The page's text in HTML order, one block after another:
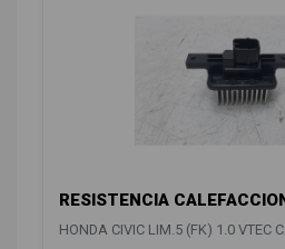
RESISTENCIA
HONDA CIVIC LIM.5 (FK) 1.0 VTEC